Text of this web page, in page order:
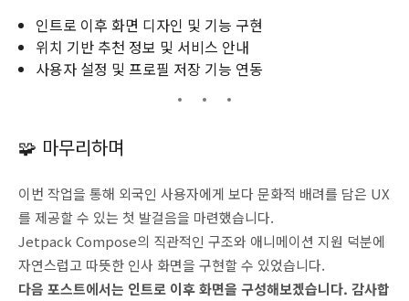
인트로 이후 화면 디자인 및 기능 구현
위치 기반 추천 정보 및 서비스 안내
사용자 설정 및 프로필 저장 기능 연동
🧩 마무리하며
이번 작업을 통해 외국인 사용자에게 보다 문화적 배려를 담은 UX
를 제공할 수 있는 첫 발걸음을 마련했습니다.
Jetpack Compose의 직관적인 구조와 애니메이션 지원 덕분에
자연스럽고 따뜻한 인사 화면을 구현할 수 있었습니다.
다음 포스트에서는 인트로 이후 화면을 구성해보겠습니다. 감사합